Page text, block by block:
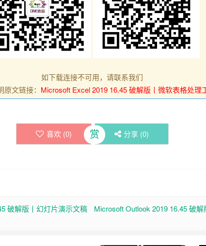
如下载连接不可用，请联系我们
文链接： Microsoft Excel 2019 16.45 破解版丨微软表格处理
喜欢 (0) 赏 分享 (0)
破解版丨幻灯片演示文稿
Microsoft Outlook 2019 16.45 破